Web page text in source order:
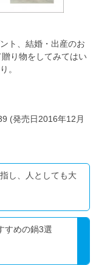
ト、結婚・出産のお
り物をしてみてはい
。
(発売日2016年12月
し、人としても大
すめの鍋3選